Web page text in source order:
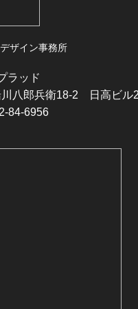
ザイン事務所
ラッド
八郎兵衛18-2
日高ビル
84-6956